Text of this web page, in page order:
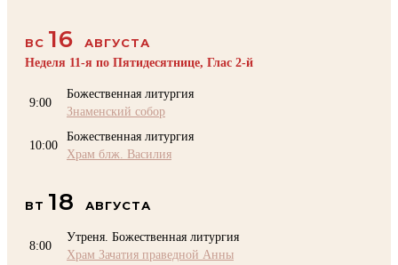
ВС 16
АВГУСТА
Неделя 11-я по Пятидесятнице, Глас 2-й
9:00
Божественная литургия
Знаменский собор
10:00
Божественная литургия
Храм блж. Василия
ВТ 18 АВГУСТА
8:00
Утреня. Божественная литургия
Храм Зачатия праведной Анны